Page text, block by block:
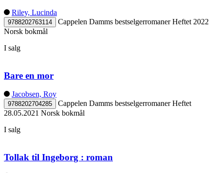
Riley, Lucinda
9788202763114 Cappelen Damms bestselgerromaner Heftet 2022
Norsk bokmål
I salg
Bare en mor
Jacobsen, Roy
9788202704285 Cappelen Damms bestselgerromaner Heftet
28.05.2021 Norsk bokmål
I salg
Tollak til Ingeborg : roman